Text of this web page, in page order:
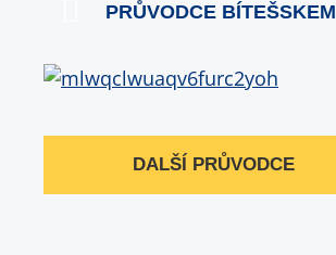
PRŮVODCE BÍTEŠSKEM
DALŠÍ PRŮVODCE